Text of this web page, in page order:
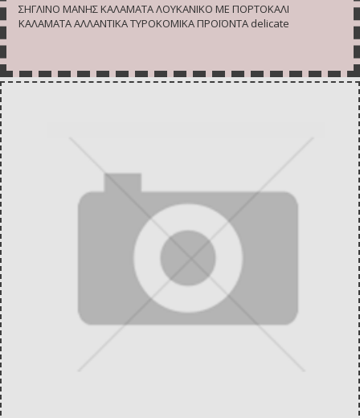
ΣΗΓΛΙΝΟ ΜΑΝΗΣ ΚΑΛΑΜΑΤΑ ΛΟΥΚΑΝΙΚΟ ΜΕ ΠΟΡΤΟΚΑΛΙ
ΚΑΛΑΜΑΤΑ ΑΛΛΑΝΤΙΚΑ ΤΥΡΟΚΟΜΙΚΑ ΠΡΟΪΟΝΤΑ delicate